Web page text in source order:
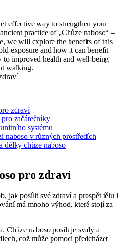
effective way to strengthen your
practice of „Chůze naboso“ –
we will explore the benefits of this
exposure and how it can benefit
to improved health and well-being
walking.
zdraví
začátečníky
systému
naboso v různých prostředích
délky chůze naboso
pro zdraví
jak posílit své zdraví a prospět tělu i
má mnoho výhod, které stojí za
Chůze naboso posiluje svaly a
což může pomoci předcházet